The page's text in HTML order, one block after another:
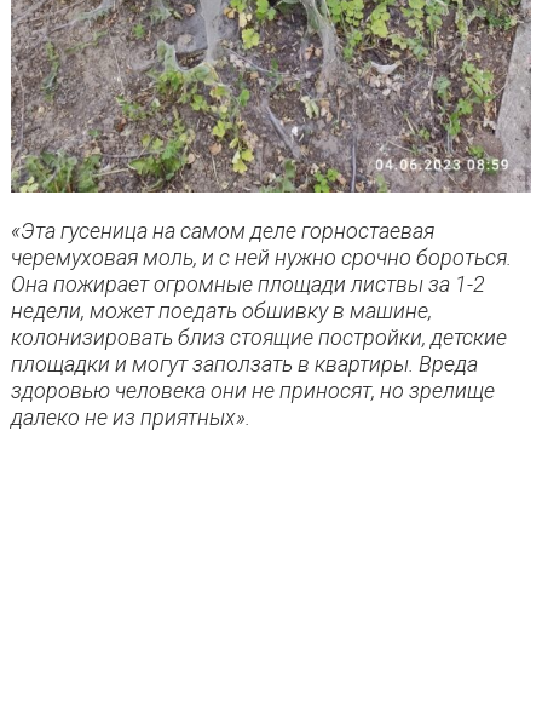
«Эта гусеница на самом деле горностаевая
черемуховая моль, и с ней нужно срочно бороться.
Она пожирает огромные площади листвы за 1-2
недели, может поедать обшивку в машине,
колонизировать близ стоящие постройки, детские
площадки и могут заползать в квартиры. Вреда
здоровью человека они не приносят, но зрелище
далеко не из приятных».